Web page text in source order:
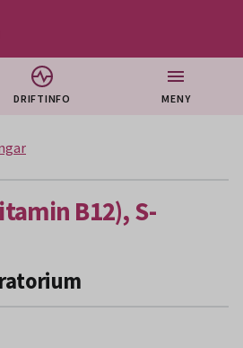
DRIFTINFO MENY
B12), S-